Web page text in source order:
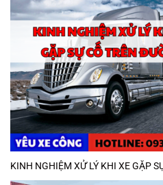
KINH NGHIỆM XỬ LÝ KHI XE GẶP